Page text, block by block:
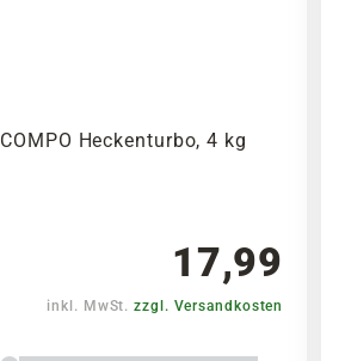
COMPO Heckenturbo, 4 kg
17,99
inkl. MwSt.zzgl. Versandkosten